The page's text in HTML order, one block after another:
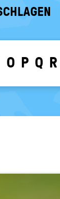
O P Q R
zu